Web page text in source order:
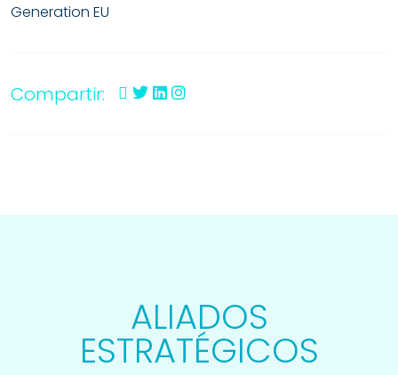
Generation EU
Compartir:
ALIADOS
ESTRATÉGICOS